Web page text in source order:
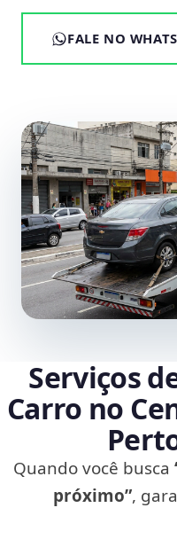
FALE NO
Serviços
Carro no
Quando você busca
próximo”,